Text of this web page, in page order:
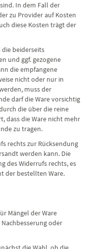
In dem Fall der
zu Provider auf Kosten
diese Kosten trägt der
die beiderseits
und ggf. gezogene
die empfangene
nicht oder nur in
muss der
darf die Ware vorsichtig
die über die reine
dass die Ware nicht mehr
zu tragen.
rechts zur Rücksendung
werden kann. Die
des Widerrufs rechts, es
der bestellten Ware.
Mängel der Ware
oder